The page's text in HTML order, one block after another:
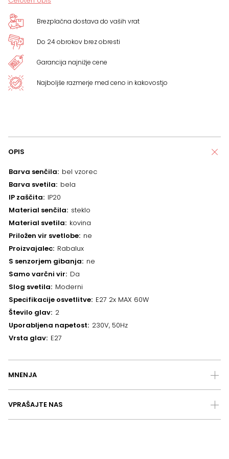
Brezplačna dostava do vaših vrat
Do 24 obrokov brez obresti
Garancija najnižje cene
Najboljše razmerje med ceno in kakovostjo
OPIS
Barva senčila bel vzorec
Barva svetila bela
IP zaščita IP20
Material senčila steklo
Material svetila kovina
Priložen vir svetlobe ne
Proizvajalec Rabalux
S senzorjem gibanja ne
Samo varčni vir Da
Slog svetila Moderni
Specifikacije osvetlitve E27 2x MAX 60W
Število glav 2
Uporabljena napetost 230V, 50Hz
Vrsta glav E27
MNENJA
VPRAŠAJTE NAS